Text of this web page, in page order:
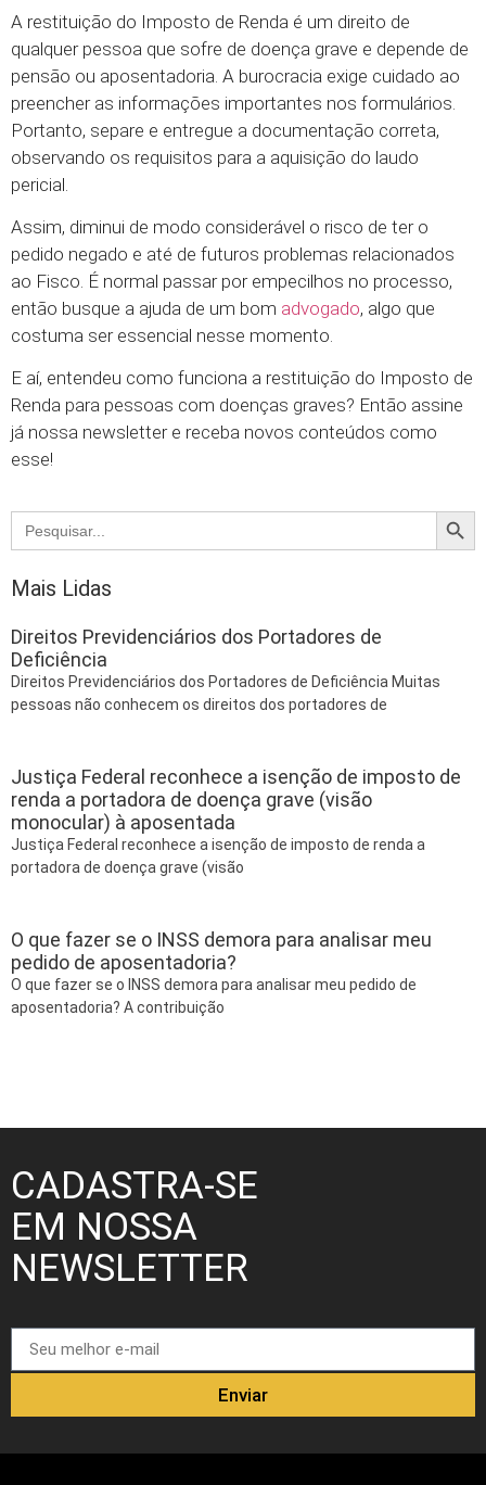
A restituição do Imposto de Renda é um direito de
qualquer pessoa que sofre de doença grave e depende de
pensão ou aposentadoria. A burocracia exige cuidado ao
preencher as informações importantes nos formulários.
Portanto, separe e entregue a documentação correta,
observando os requisitos para a aquisição do laudo
pericial.
Assim, diminui de modo considerável o risco de ter o
pedido negado e até de futuros problemas relacionados
ao Fisco. É normal passar por empecilhos no processo,
então busque a ajuda de um bom advogado, algo que
costuma ser essencial nesse momento.
E aí, entendeu como funciona a restituição do Imposto de
Renda para pessoas com doenças graves? Então assine
já nossa newsletter e receba novos conteúdos como
esse!
Search
for:
Mais Lidas
Direitos Previdenciários dos Portadores de
Deficiência
Direitos Previdenciários dos Portadores de Deficiência Muitas
pessoas não conhecem os direitos dos portadores de
Justiça Federal reconhece a isenção de imposto de
renda a portadora de doença grave (visão
monocular) à aposentada
Justiça Federal reconhece a isenção de imposto de renda a
portadora de doença grave (visão
O que fazer se o INSS demora para analisar meu
pedido de aposentadoria?
O que fazer se o INSS demora para analisar meu pedido de
aposentadoria? A contribuição
CADASTRA-SE
EM NOSSA
NEWSLETTER
Enviar